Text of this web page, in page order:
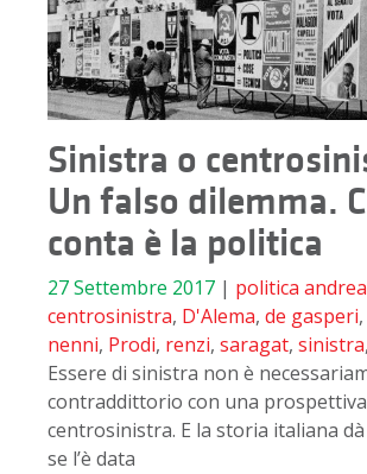
Sinistra o
Un falso dilemma.
conta è la politica
27 Settembre 2017 | politica
centrosinistra, D'Alema, de gasperi,
nenni, Prodi, renzi, saragat, sinistra
Essere di sinistra non è
contraddittorio con una
centrosinistra. E la storia italiana
se l’è data